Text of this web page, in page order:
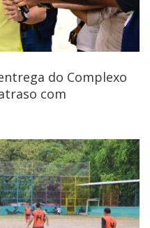
do Complexo
com